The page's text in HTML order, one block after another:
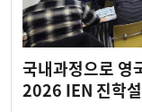
국내과정으로 영
2026 IEN 진학